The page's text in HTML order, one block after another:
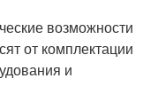
возможности
от комплектации
и